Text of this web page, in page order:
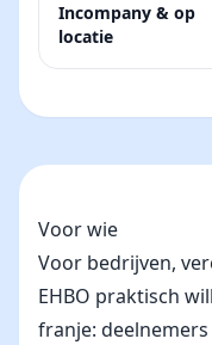
Incompany & op
locatie
Voor wie
Voor bedrijven,
EHBO praktisch
franje: